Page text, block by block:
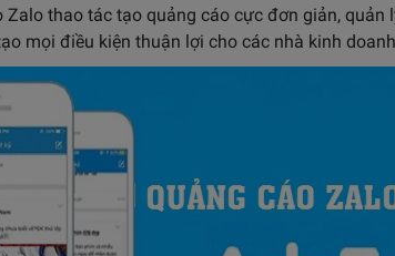
Zalo thao tác tạo quảng cáo cực đơn giản, quản
mọi điều kiện thuận lợi cho các nhà kinh